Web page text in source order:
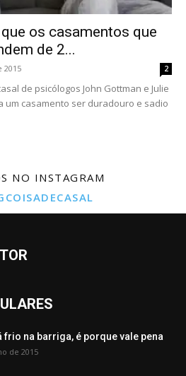
os casamentos que
de 2...
2015 2
de psicólogos John Gottman e Julie
um casamento ser duradouro e sadio
NO INSTAGRAM
frio na barriga, é porque vale pena
de 2015